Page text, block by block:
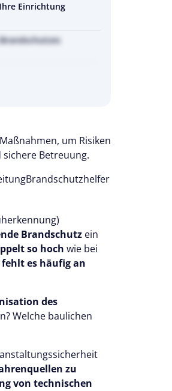
Einrichtung
um Risiken
Betreuung.
Brandschutzhelfer
Brandschutz ein
so hoch wie bei
fehlt es häufig an
des
Welche baulichen
zu
von technischen